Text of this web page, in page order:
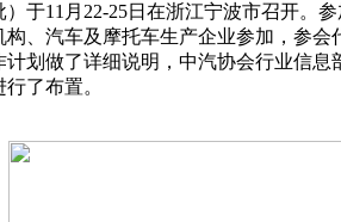
11月22-25日在浙江宁波市召开。
、汽车及摩托车生产企业参加，参会
划做了详细说明，中汽协会行业信
了布置。